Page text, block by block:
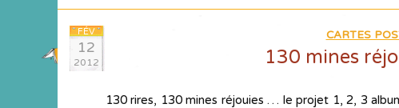
FÉV
12
2012
CARTES
130 mines
130 rires, 130 mines réjouies … le projet 1, 2, 3